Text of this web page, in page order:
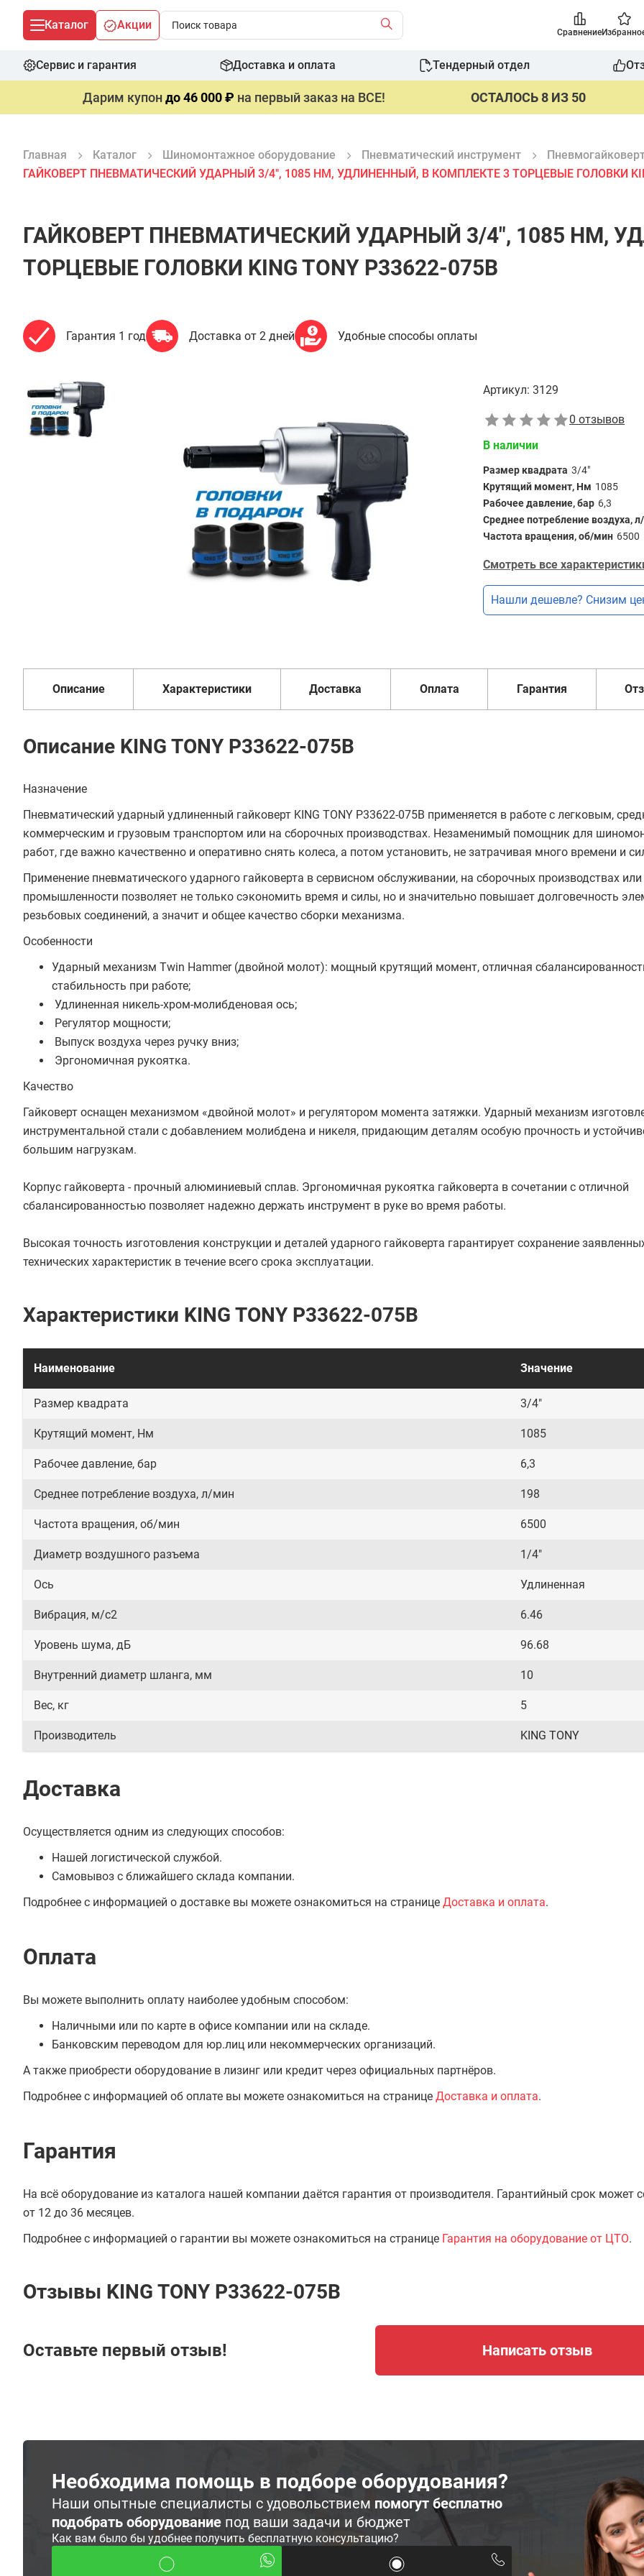
Каталог Акции
Сравнение
Сервис и гарантия Доставка и оплата Тендерный отдел
Дарим купондо 46 000 ₽ на первый заказ на ВСЕ! ОСТАЛОСЬ 8 ИЗ 50
Главная Каталог Шиномонтажное оборудование Пневматический инструмент
ГАЙКОВЕРТ ПНЕВМАТИЧЕСКИЙ УДАРНЫЙ 3/4", 1085 НМ, УДЛИНЕННЫЙ, В КОМПЛЕКТЕ 3 ТОРЦЕВЫЕ ГОЛОВКИ
ГАЙКОВЕРТ ПНЕВМАТИЧЕСКИЙ УДАРНЫЙ 3/4", 1085 НМ,
ТОРЦЕВЫЕ ГОЛОВКИ KING TONY P33622-075B
Гарантия 1 год Доставка от 2 дней Удобные способы оплаты
50
550
Артикул: 3129
0 отзывов
В наличии
Размер квадрата 3/4"
Крутящий момент, Нм 1085
Рабочее давление, бар 6,3
Среднее потребление воздуха,
Частота вращения, об/мин 6500
Смотреть все
Нашли дешевле? Снизим
Описание Характеристики Доставка Оплата Гарантия
Описание KING TONY P33622-075B
Назначение
Пневматический ударный удлиненный гайковерт KING TONY P33622-075B применяется в работе с легковым,
коммерческим и грузовым транспортом или на сборочных производствах. Незаменимый помощник для
работ, где важно качественно и оперативно снять колеса, а потом установить, не затрачивая много времени и
Применение пневматического ударного гайковерта в сервисном обслуживании, на сборочных производствах или
промышленности позволяет не только сэкономить время и силы, но и значительно повышает долговечность
резьбовых соединений, а значит и общее качество сборки механизма.
Особенности
Ударный механизм Twin Hammer (двойной молот): мощный крутящий момент, отличная
стабильность при работе;
Удлиненная никель-хром-молибденовая ось;
Регулятор мощности;
Выпуск воздуха через ручку вниз;
Эргономичная рукоятка.
Качество
Гайковерт оснащен механизмом «двойной молот» и регулятором момента затяжки. Ударный механизм
инструментальной стали с добавлением молибдена и никеля, придающим деталям особую прочность и
большим нагрузкам.
Корпус гайковерта - прочный алюминиевый сплав. Эргономичная рукоятка гайковерта в сочетании с отличной
сбалансированностью позволяет надежно держать инструмент в руке во время работы.
Высокая точность изготовления конструкции и деталей ударного гайковерта гарантирует сохранение
технических характеристик в течение всего срока эксплуатации.
Характеристики KING TONY P33622-075B
Наименование Значение
Размер квадрата 3/4"
Крутящий момент, Нм 1085
Рабочее давление, бар 6,3
Среднее потребление воздуха, л/мин 198
Частота вращения, об/мин 6500
Диаметр воздушного разъема 1/4"
Ось Удлиненная
Вибрация, м/с2 6.46
Уровень шума, дБ 96.68
Внутренний диаметр шланга, мм 10
Вес, кг 5
Производитель KING TONY
Доставка
Осуществляется одним из следующих способов:
Нашей логистической службой.
Самовывоз с ближайшего склада компании.
Подробнее с информацией о доставке вы можете ознакомиться на странице Доставка и оплата.
Оплата
Вы можете выполнить оплату наиболее удобным способом:
Наличными или по карте в офисе компании или на складе.
Банковским переводом для юр.лиц или некоммерческих организаций.
А также приобрести оборудование в лизинг или кредит через официальных партнёров.
Подробнее с информацией об оплате вы можете ознакомиться на странице Доставка и оплата.
Гарантия
На всё оборудование из каталога нашей компании даётся гарантия от производителя. Гарантийный срок может
от 12 до 36 месяцев.
Подробнее с информацией о гарантии вы можете ознакомиться на странице Гарантия на оборудование от ЦТО.
Отзывы KING TONY P33622-075B
Оставьте первый отзыв! Написать отзыв
Необходима помощь в подборе оборудования?
Наши опытные специалисты с удовольствием помогут бесплатно
подобрать оборудование под ваши задачи и бюджет
Как вам было бы удобнее получить бесплатную консультацию?